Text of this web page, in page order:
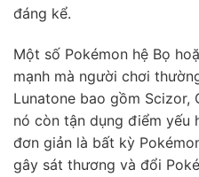
đáng kể.
Một số Pokémon hệ Bọ
mạnh mà người chơi
Lunatone bao gồm Scizor,
nó còn tận dụng điểm yếu
đơn giản là bất kỳ
gây sát thương và đổi